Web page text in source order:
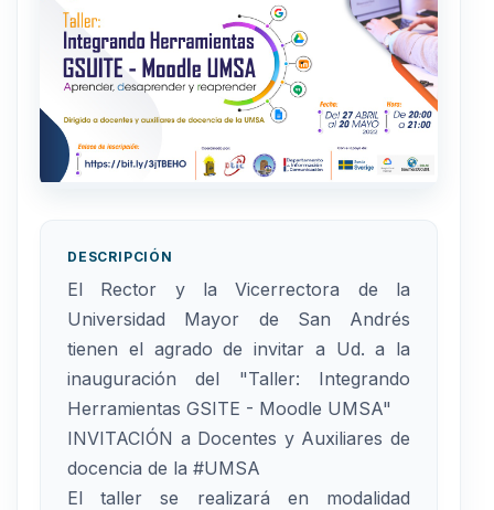
DESCRIPCIÓN
El Rector y la Vicerrectora de la
Universidad Mayor de San Andrés
tienen el agrado de invitar a Ud. a la
inauguración del "Taller: Integrando
Herramientas GSITE - Moodle UMSA"
INVITACIÓN a Docentes y Auxiliares de
docencia de la #UMSA
El taller se realizará en modalidad